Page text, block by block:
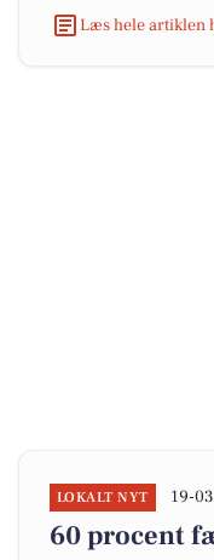
Læs hele artiklen
LOKALT NYT 19-
60 procent